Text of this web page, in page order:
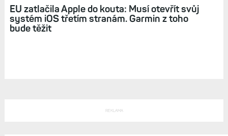
Připravenost k tréninku a prediktivní zadávání